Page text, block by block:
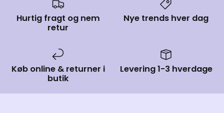
Hurtig fragt og nem
retur
Nye trends hver dag
Køb online & returner i
butik
Levering 1-3 hverdage